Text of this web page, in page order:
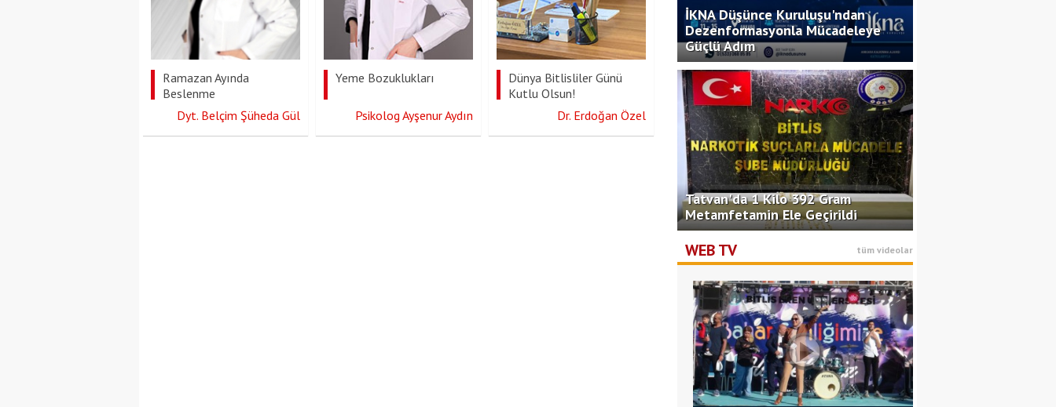
Ramazan Ayında
Beslenme
Dyt. Belçim Şüheda Gül
Yeme Bozuklukları
Psikolog Ayşenur Aydın
Dünya Bitlisliler Günü
Kutlu Olsun!
Dr. Erdoğan Özel
İKNA Düşünce Kuruluşu'ndan
Dezenformasyonla Mücadeleye
Güçlü Adım
Tatvan'da 1 Kilo 392 Gram
Metamfetamin Ele Geçirildi
WEB TV tüm videolar